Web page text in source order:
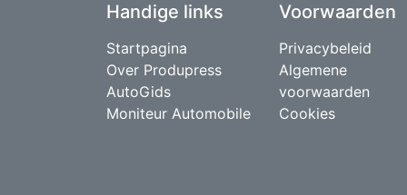
Handige links
Startpagina
Over Produpress
AutoGids
Moniteur Automobile
Voorwaarden
Privacybeleid
Algemene
voorwaarden
Cookies